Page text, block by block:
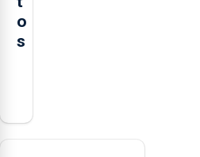
o
s
instrumentos